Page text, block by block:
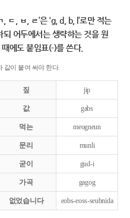
ㄷ, ㅂ, ㄹ’은 ‘g, d, b, l’로만 적는
되 어두에서는 생략하는 것을 원
에도 붙임표(-)를 쓴다.
같이 붙여 써야 한다.
짚 jip
값 gabs
먹는 meogneun
문리 munli
굳이 gud-i
가곡 gagog
없었습니다 eobs-eoss-seubnida